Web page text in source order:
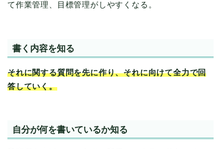
て作業管理、目標管理がしやすくなる。
書く内容を知る
それに関する質問を先に作り、それに向けて全力で回
答していく。
自分が何を書いているか知る